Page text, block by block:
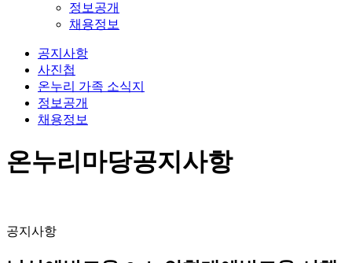
정보공개
채용정보
공지사항
사진첩
온누리 가족 소식지
정보공개
채용정보
온누리마당공지사항
공지사항